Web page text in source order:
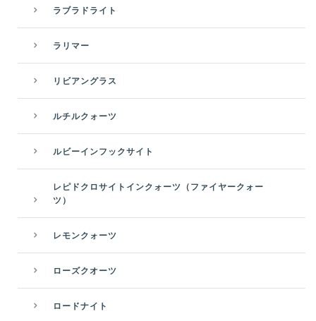
ラブラドライト
ラリマー
リビアングラス
ルチルクォーツ
ルビーインフックサイト
レピドクロサイトインクォーツ（ファイヤークォー
ツ）
レモンクォーツ
ローズクオーツ
ロードナイト